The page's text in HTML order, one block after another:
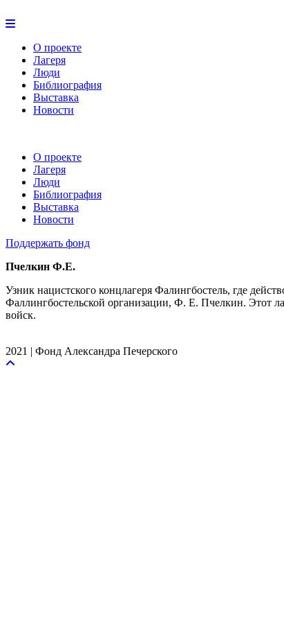
О проекте
Лагеря
Люди
Библиография
Выставка
Новости
О проекте
Лагеря
Люди
Библиография
Выставка
Новости
Поддержать фонд
Пчелкин Ф.Е.
Узник нацистского концлагеря Фалингбостель, где
Фаллингбостельской организации, Ф. Е. Пчелкин. Этот
войск.
2021 | Фонд Александра Печерского